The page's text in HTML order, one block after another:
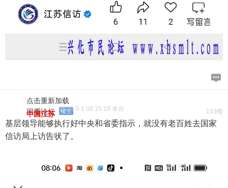
点击重新加载
103楼
回看论坛 楼主
2025-3-1 08:15:16 来自
中国江苏
基层领导能够执行好中央和省委指示，就没有老百姓去国家
信访局上访告状了。